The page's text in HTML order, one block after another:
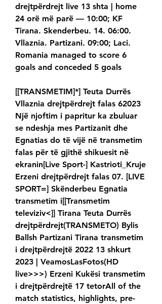
drejtpërdrejt live 13 shta | home
24 orë më parë — 10:00; KF
Tirana. Skenderbeu. 14. 06:00.
Vllaznia. Partizani. 09:00; Laci.
Romania managed to score 6
goals and conceded 5 goals
[[TRANSMETIM]*] Teuta Durrës
Vllaznia drejtpërdrejt falas 62023
Një njoftim i papritur ka zbuluar
se ndeshja mes Partizanit dhe
Egnatias do të vijë në transmetim
falas për të gjithë shikuesit në
ekranin[Live Sport-] Kastrioti_Kruje
Erzeni drejtpërdrejt falas 07. [LIVE
SPORT=] Skënderbeu Egnatia
transmetim i[[Transmetim
televiziv<]] Tirana Teuta Durrës
drejtpërdrejt(TRANSMETO) Bylis
Ballsh Partizani Tirana transmetim
i drejtpërdrejtë 2022 13 shkurt
2023 | VeamosLasFotos(HD
live>>>) Erzeni Kukësi transmetim
i drejtpërdrejtë 17 tetorAll of the
match statistics, highlights, pre-